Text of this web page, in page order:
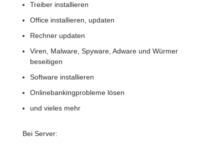
Treiber installieren
Office installieren, updaten
Rechner updaten
Viren, Malware, Spyware, Adware und Würmer
beseitigen
Software installieren
Onlinebankingprobleme lösen
und vieles mehr
Bei Server: